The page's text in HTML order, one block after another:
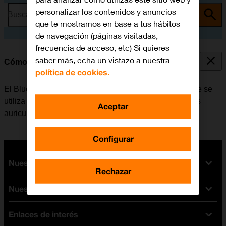
Busca por problema o tema
Cómo vincular un dispositivo Bluetooth al móvil
El Bluetooth es una forma de conexión inalámbrica que se
utiliza para establecer conexión con, por ejemplo, unos
auriculares inalámbricos o un teclado.
Nuestras tarifas
Tarifas Orange
Tarifas fibra y móvil
Tarifas móviles
Nuestros dispositivos
Ofertas en móviles
Enlaces de interés
personalizar los contenidos y anuncios
que te mostramos en base a tus hábitos
de navegación (páginas visitadas,
frecuencia de acceso, etc) Si quieres
saber más, echa un vistazo a nuestra
política de cookies.
Configurar
Rechazar
Aceptar